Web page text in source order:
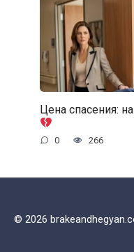
Цена спасения:
0 266
© 2026